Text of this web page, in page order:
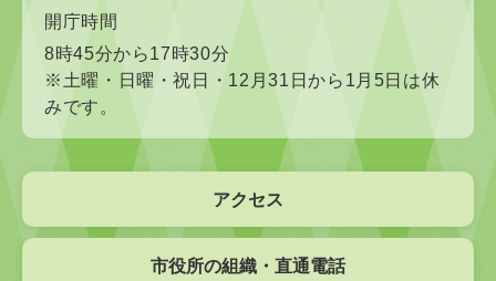
開庁時間
8時45分から17時30分
※土曜・日曜・祝日・12月31日から1月5日は休
みです。
アクセス
市役所の組織・直通電話